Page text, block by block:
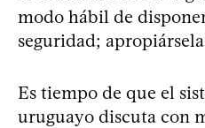
modo hábil de
seguridad;
Es tiempo de que el
uruguayo discuta con